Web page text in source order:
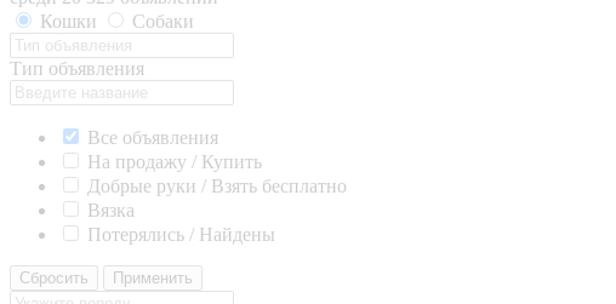
Кошки
Собаки
Тип объявления
Все объявления
На продажу / Купить
Добрые руки / Взять бесплатно
Вязка
Потерялись / Найдены
Сбросить Применить